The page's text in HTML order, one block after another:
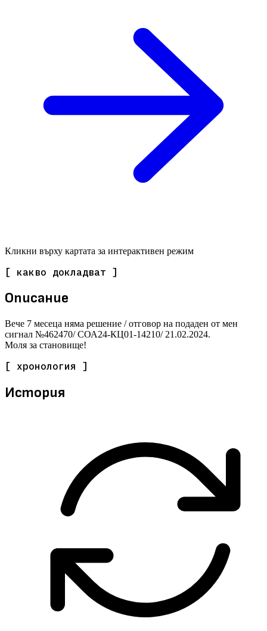
Кликни върху картата за интерактивен режим
[ какво докладват ]
Описание
Вече 7 месеца няма решение / отговор на подаден от мен
сигнал №462470/ СОА24-КЦ01-14210/ 21.02.2024.
Моля за становище!
[ хронология ]
История